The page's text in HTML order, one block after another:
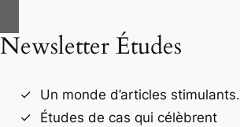
Newsletter Études
Un monde d’articles stimulants.
Études de cas qui célèbrent